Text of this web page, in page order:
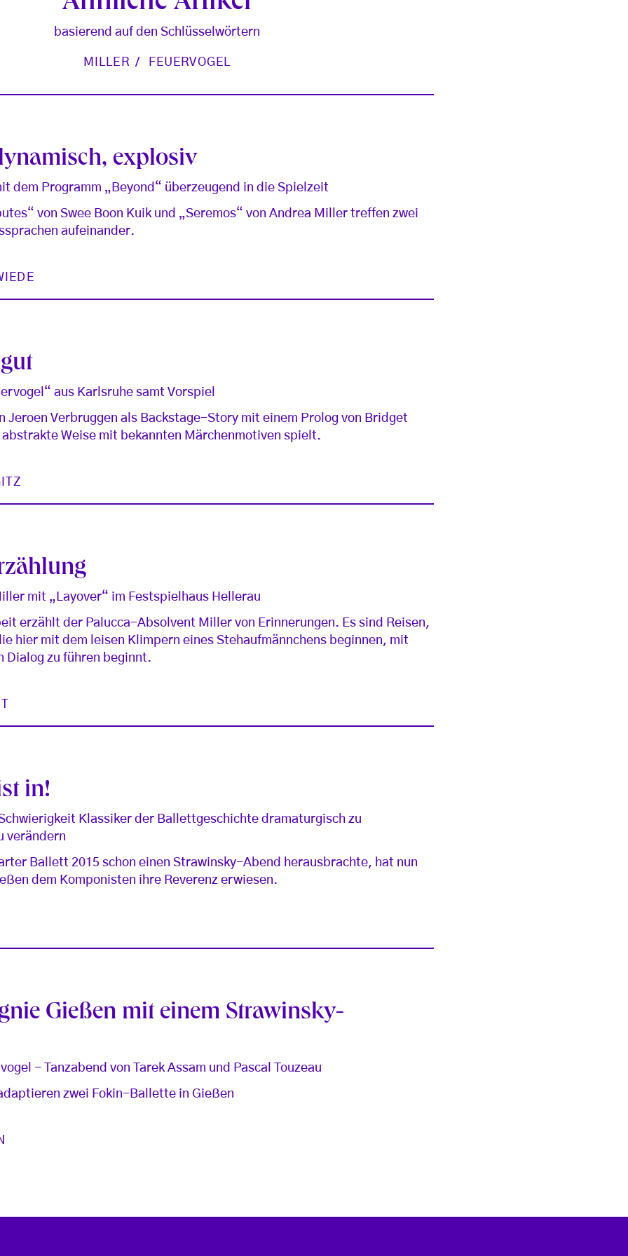
basierend auf den Schlüsselwörtern
MILLER FEUERVOGEL
explosiv
dem Programm „Beyond“ überzeugend in die Spielzeit
von Swee Boon Kuik und „Seremos“ von Andrea Miller treffen zwei
aufeinander.
aus Karlsruhe samt Vorspiel
Jeroen Verbruggen als Backstage-Story mit einem Prolog von Bridget
Weise mit bekannten Märchenmotiven spielt.
mit „Layover“ im Festspielhaus Hellerau
erzählt der Palucca-Absolvent Miller von Erinnerungen. Es sind Reisen,
hier mit dem leisen Klimpern eines Stehaufmännchens beginnen, mit
Dialog zu führen beginnt.
in!
Klassiker der Ballettgeschichte dramaturgisch zu
verändern
Ballett 2015 schon einen Strawinsky-Abend herausbrachte, hat nun
dem Komponisten ihre Reverenz erwiesen.
Gießen mit einem Strawinsky-
- Tanzabend von Tarek Assam und Pascal Touzeau
zwei Fokin-Ballette in Gießen